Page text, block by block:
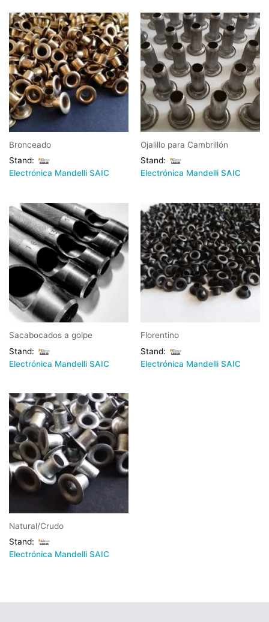
Bronceado
Stand:
Electrónica Mandelli SAIC
Ojalillo para Cambrillón
Stand:
Electrónica Mandelli SAIC
Sacabocados a golpe
Stand:
Electrónica Mandelli SAIC
Florentino
Stand:
Electrónica Mandelli SAIC
Natural/Crudo
Stand:
Electrónica Mandelli SAIC